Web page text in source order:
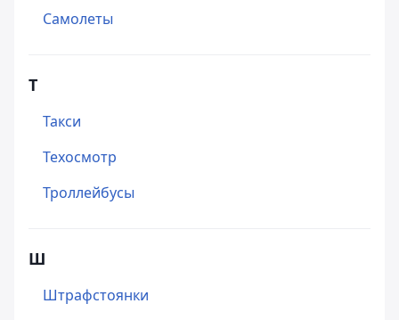
Самолеты
Т
Такси
Техосмотр
Троллейбусы
Ш
Штрафстоянки